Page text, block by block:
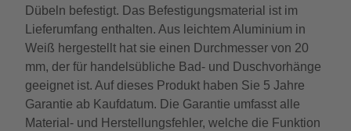
Dübeln befestigt. Das Befestigungsmaterial ist im
Lieferumfang enthalten. Aus leichtem Aluminium in
Weiß hergestellt hat sie einen Durchmesser von 20
mm, der für handelsübliche Bad- und Duschvorhänge
geeignet ist. Auf dieses Produkt haben Sie 5 Jahre
Garantie ab Kaufdatum. Die Garantie umfasst alle
Material- und Herstellungsfehler, welche die Funktion